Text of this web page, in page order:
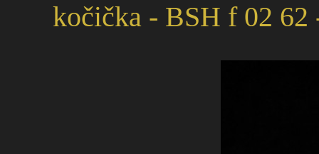
kočička - BSH f 02 62